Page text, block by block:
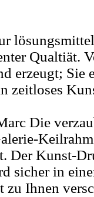
Qualtiät.
erzeugt; Sie
zeitloses
Die
Der Kunst-
sicher in
zu Ihnen